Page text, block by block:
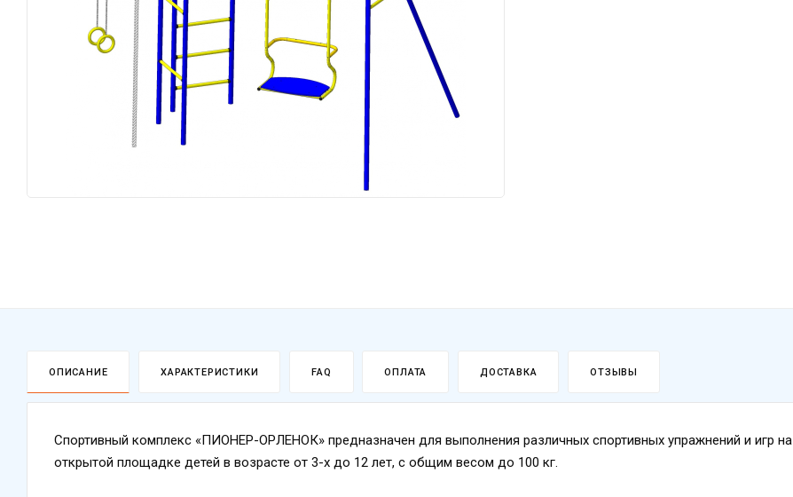
ОПИСАНИЕ ХАРАКТЕРИСТИКИ FAQ ОПЛАТА ДОСТАВКА ОТЗЫВЫ
Спортивный комплекс «ПИОНЕР-ОРЛЕНОК» предназначен для выполнения различных спортивных упражнений и игр на
открытой площадке детей в возрасте от 3-х до 12 лет, с общим весом до 100 кг.